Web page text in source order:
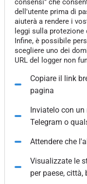
consensi" che
dell'utente prima di
aiuterà a rendere i
leggi sulla protezione
Infine, è possibile
scegliere uno dei
URL del logger non
Copiare il link
pagina
Inviatelo con un
Telegram o
Attendere che
Visualizzate le
per paese, città,